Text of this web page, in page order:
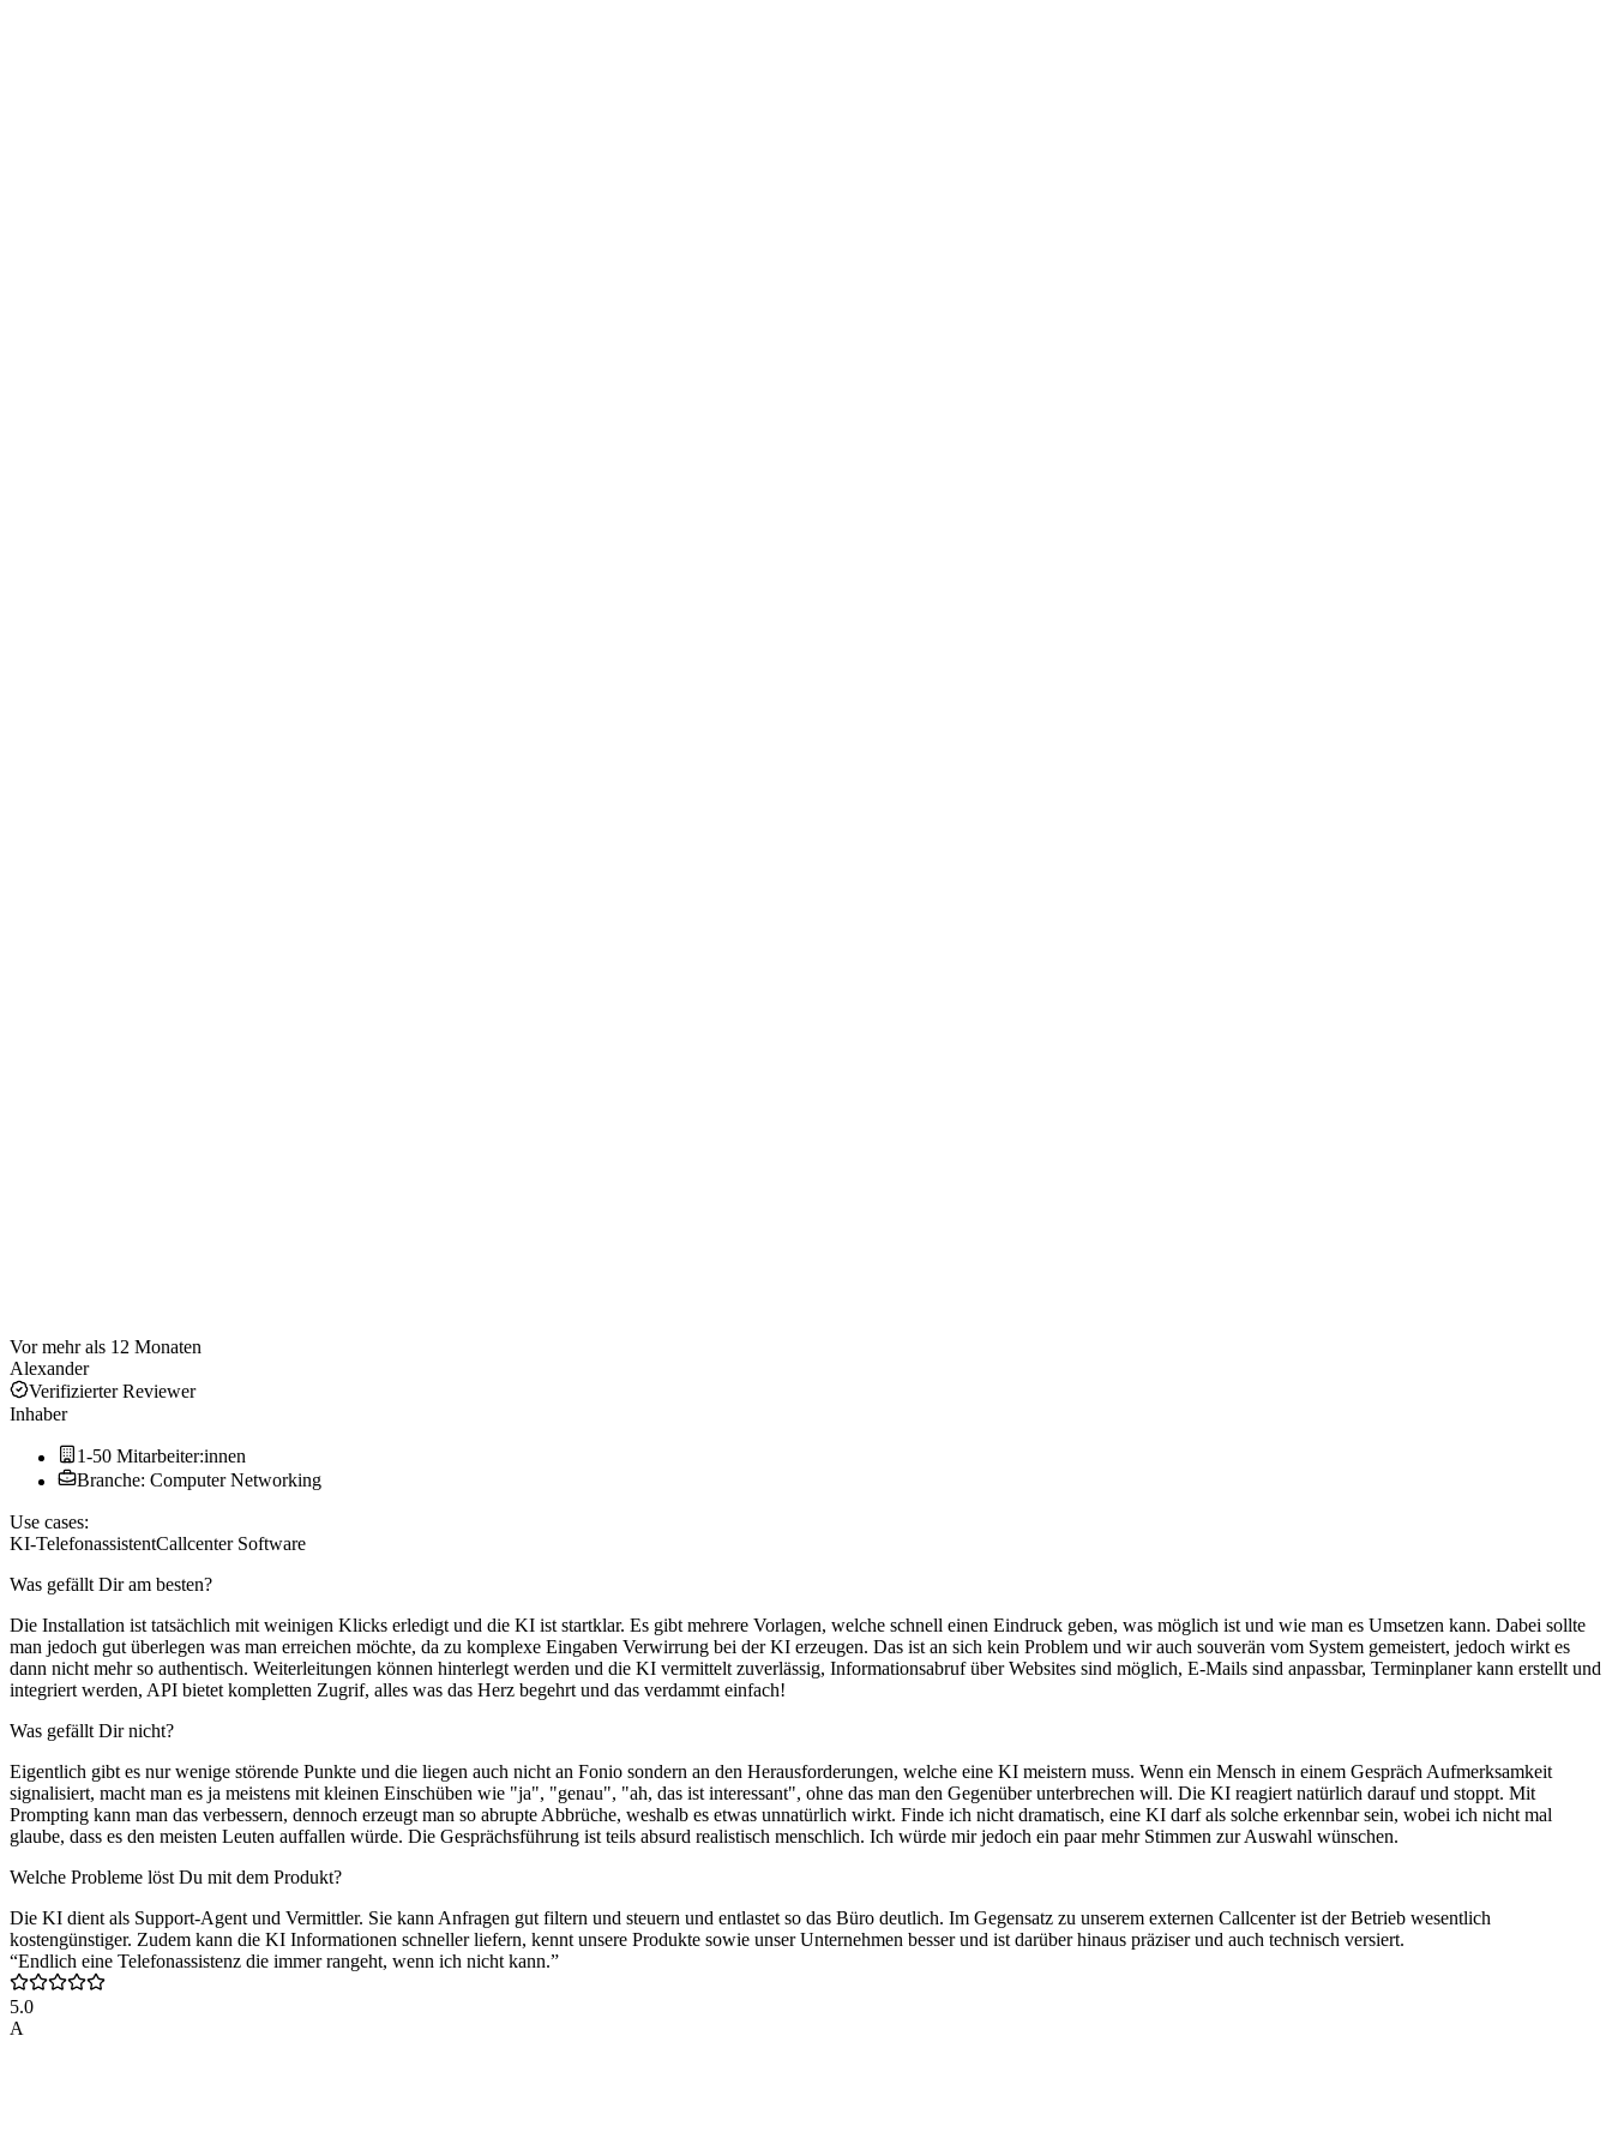
Vor mehr als 12 Monaten
Alexander
Verifizierter Reviewer
Inhaber
1-50 Mitarbeiter:innen
Branche: Computer Networking
Use cases:
KI-TelefonassistentCallcenter Software
Was gefällt Dir am besten?
Die Installation ist tatsächlich mit weinigen Klicks erledigt und die KI ist startklar. Es gibt mehrere Vorlagen, welche schnell einen Eindruck geben, was möglich ist und wie man es Umsetzen kann. Dabei sollte
man jedoch gut überlegen was man erreichen möchte, da zu komplexe Eingaben Verwirrung bei der KI erzeugen. Das ist an sich kein Problem und wir auch souverän vom System gemeistert, jedoch wirkt es
dann nicht mehr so authentisch. Weiterleitungen können hinterlegt werden und die KI vermittelt zuverlässig, Informationsabruf über Websites sind möglich, E-Mails sind anpassbar, Terminplaner kann erstellt und
integriert werden, API bietet kompletten Zugrif, alles was das Herz begehrt und das verdammt einfach!
Was gefällt Dir nicht?
Eigentlich gibt es nur wenige störende Punkte und die liegen auch nicht an Fonio sondern an den Herausforderungen, welche eine KI meistern muss. Wenn ein Mensch in einem Gespräch Aufmerksamkeit
signalisiert, macht man es ja meistens mit kleinen Einschüben wie "ja", "genau", "ah, das ist interessant", ohne das man den Gegenüber unterbrechen will. Die KI reagiert natürlich darauf und stoppt. Mit
Prompting kann man das verbessern, dennoch erzeugt man so abrupte Abbrüche, weshalb es etwas unnatürlich wirkt. Finde ich nicht dramatisch, eine KI darf als solche erkennbar sein, wobei ich nicht mal
glaube, dass es den meisten Leuten auffallen würde. Die Gesprächsführung ist teils absurd realistisch menschlich. Ich würde mir jedoch ein paar mehr Stimmen zur Auswahl wünschen.
Welche Probleme löst Du mit dem Produkt?
Die KI dient als Support-Agent und Vermittler. Sie kann Anfragen gut filtern und steuern und entlastet so das Büro deutlich. Im Gegensatz zu unserem externen Callcenter ist der Betrieb wesentlich
kostengünstiger. Zudem kann die KI Informationen schneller liefern, kennt unsere Produkte sowie unser Unternehmen besser und ist darüber hinaus präziser und auch technisch versiert.
“Endlich eine Telefonassistenz die immer rangeht, wenn ich nicht kann.”
5.0
A